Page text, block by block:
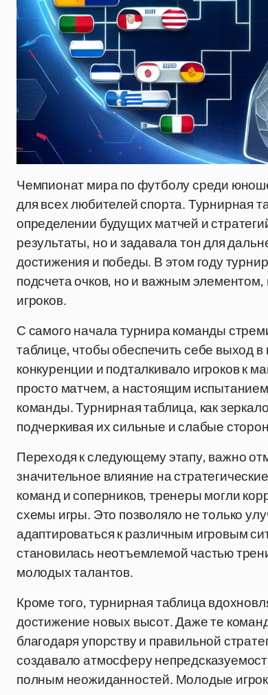
Чемпионат мира по футболу среди
для всех любителей спорта. Турнирная
определении будущих матчей и
результаты, но и задавала тон для
достижения и победы. В этом году
подсчета очков, но и важным
игроков.
С самого начала турнира команды
таблице, чтобы обеспечить себе выход
конкуренции и подталкивало игроков к
просто матчем, а настоящим
команды. Турнирная таблица, как
подчеркивая их сильные и слабые
Переходя к следующему этапу, важно
значительное влияние на
команд и соперников, тренеры могли
схемы игры. Это позволяло не только
адаптироваться к различным игровым
становилась неотъемлемой частью
молодых талантов.
Кроме того, турнирная таблица
достижение новых высот. Даже те
благодаря упорству и правильной
создавало атмосферу
полным неожиданностей. Молодые